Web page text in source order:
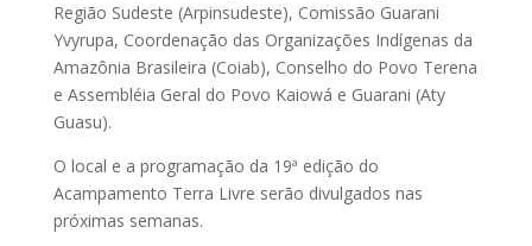
Região Sudeste (Arpinsudeste), Comissão Guarani
Yvyrupa, Coordenação das Organizações Indígenas da
Amazônia Brasileira (Coiab), Conselho do Povo Terena
e Assembléia Geral do Povo Kaiowá e Guarani (Aty
Guasu).
O local e a programação da 19ª edição do
Acampamento Terra Livre serão divulgados nas
próximas semanas.